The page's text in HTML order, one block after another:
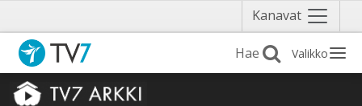
Kanavat Näytä
valikko
Valikko